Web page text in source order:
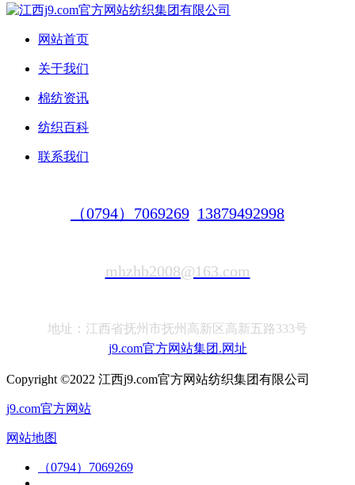
网站首页
关于我们
棉纺资讯
纺织百科
联系我们
（0794）7069269 13879492998
mhzhb2008@163.com
地址：江西省抚州市抚州高新区高新五路333号
j9.com官方网站集团.网址
Copyright ©2022 江西j9.com官方网站纺织集团有限公司
j9.com官方网站
网站地图
（0794）7069269